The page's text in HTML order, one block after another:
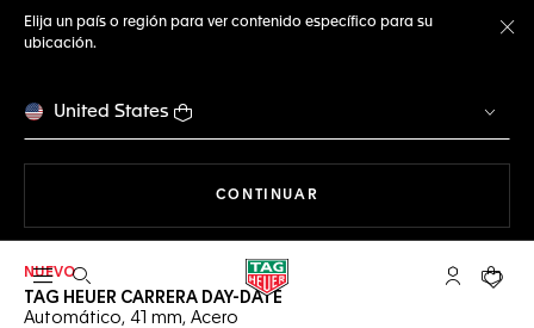
Elija un país o región para ver contenido específico para su
ubicación.
United States
CONTINUAR
Abrir el menú de búsqueda Cuenta Mi
Su
NUEVO
TAG HEUER CARRERA DAY-DATE
Automático, 41 mm, Acero